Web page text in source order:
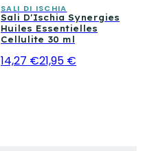
SALI DI ISCHIA
Sali D'Ischia Synergies
Huiles Essentielles
Cellulite 30 ml
14,27 €21,95 €